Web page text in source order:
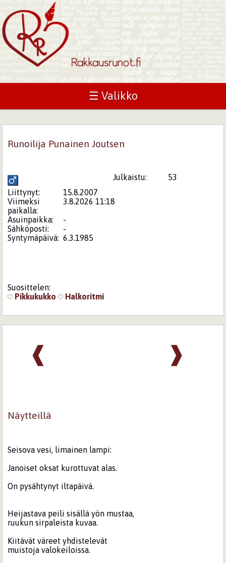
☰ Valikko
Runoilija Punainen Joutsen
Julkaistu:
53
Liittynyt:
15.8.2007
Viimeksi
paikalla:
3.8.2026 11:18
Asuinpaikka:
-
Sähköposti:
-
Syntymäpäivä: 6.3.1985
Suosittelen:
Pikkukukko
Halkoritmi
❱
❰
Näytteillä
Seisova vesi, limainen lampi:
Janoiset oksat kurottuvat alas.
On pysähtynyt iltapäivä.
Heijastava peili sisällä yön mustaa,
ruukun sirpaleista kuvaa.
Kiitävät väreet yhdistelevät
muistoja valokeiloissa.